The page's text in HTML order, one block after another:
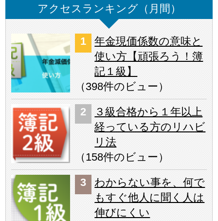
アクセスランキング（月間）
年金現価係数の意味と
使い方【頑張ろう！簿
記１級】
（398件のビュー ）
３級合格から１年以上
経っている方のリハビ
リ法
（158件のビュー ）
わからない事を、何で
もすぐ他人に聞く人は
伸びにくい